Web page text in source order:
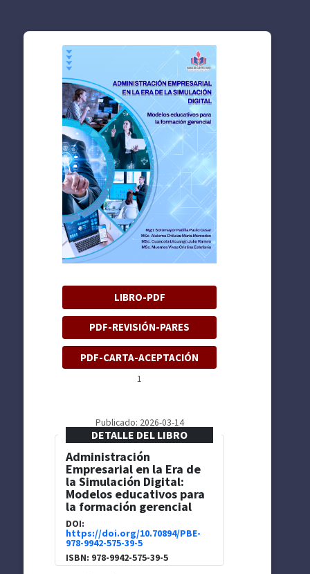
LIBRO-PDF
PDF-REVISIÓN-PARES
PDF-CARTA-ACEPTACIÓN
1
Publicado: 2026-03-14
DETALLE DEL LIBRO
Administración
Empresarial en la Era de
la Simulación Digital:
Modelos educativos para
la formación gerencial
DOI:
https://doi.org/10.70894/PBE-
978-9942-575-39-5
ISBN: 978-9942-575-39-5